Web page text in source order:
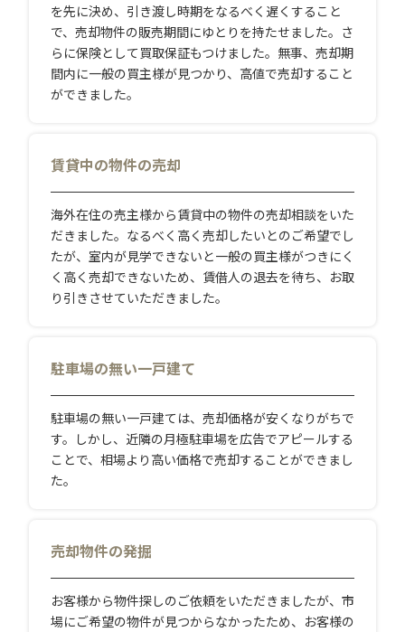
を先に決め、引き渡し時期をなるべく遅くすること
で、売却物件の販売期間にゆとりを持たせました。さ
らに保険として買取保証もつけました。無事、売却期
間内に一般の買主様が見つかり、高値で売却すること
ができました。
賃貸中の物件の売却
海外在住の売主様から賃貸中の物件の売却相談をいた
だきました。なるべく高く売却したいとのご希望でし
たが、室内が見学できないと一般の買主様がつきにく
く高く売却できないため、賃借人の退去を待ち、お取
り引きさせていただきました。
駐車場の無い一戸建て
駐車場の無い一戸建ては、売却価格が安くなりがちで
す。しかし、近隣の月極駐車場を広告でアピールする
ことで、相場より高い価格で売却することができまし
た。
売却物件の発掘
お客様から物件探しのご依頼をいただきましたが、市
場にご希望の物件が見つからなかったため、お客様の